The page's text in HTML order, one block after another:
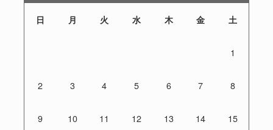
日 月 火 水 木 金 土
1
2 3 4 5 6 7 8
9 10 11 12 13 14 15